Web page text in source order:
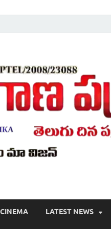
న్యూస్ తెలుగులో , తెలంగాణ లో తాజా
CINEMA LATEST NEWS